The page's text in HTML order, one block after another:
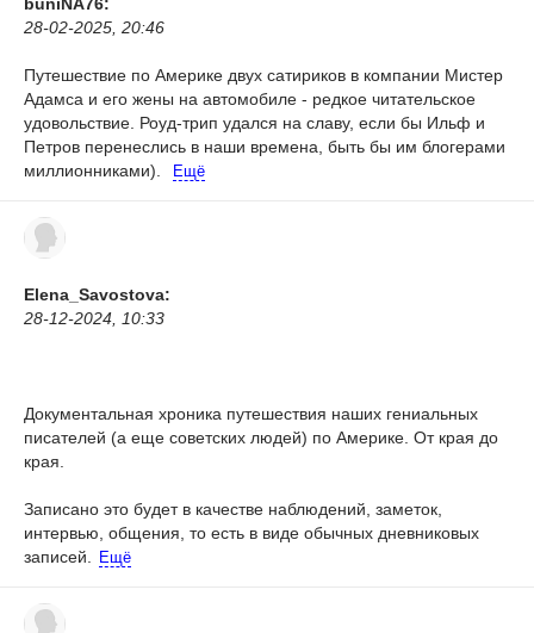
28-02-2025, 20:46
Путешествие по Америке двух сатириков в компании Мистер
Адамса и его жены на автомобиле - редкое читательское
удовольствие. Роуд-трип удался на славу, если бы Ильф и
Петров перенеслись в наши времена, быть бы им блогерами
миллионниками).
Ещё
Elena_Savostova:
28-12-2024, 10:33
Документальная хроника путешествия наших гениальных
писателей (а еще советских людей) по Америке. От края до
края.
Записано это будет в качестве наблюдений, заметок,
интервью, общения, то есть в виде обычных дневниковых
записей.
Ещё